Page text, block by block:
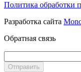
Политика обработки
Разработка сайта
Обратная связь
Отправить